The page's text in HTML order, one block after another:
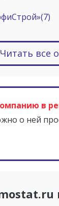
(7)
Читать все
в
о ней